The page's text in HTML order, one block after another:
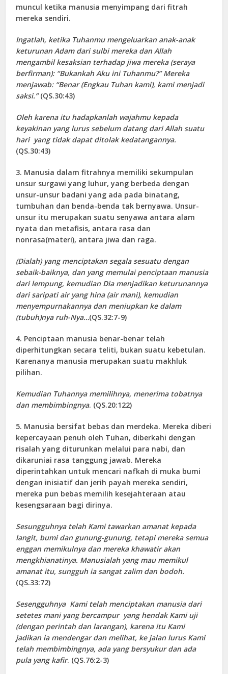
muncul ketika manusia menyimpang dari fitrah
mereka sendiri.
Ingatlah, ketika Tuhanmu mengeluarkan anak-anak
keturunan Adam dari sulbi mereka dan Allah
mengambil kesaksian terhadap jiwa mereka (seraya
berfirman): “Bukankah Aku ini Tuhanmu?” Mereka
menjawab: “Benar (Engkau Tuhan kami), kami menjadi
saksi.”(QS.30:43)
Oleh karena itu hadapkanlah wajahmu kepada
keyakinan yang lurus sebelum datang dari Allah suatu
hari yang tidak dapat ditolak kedatangannya.
(QS.30:43)
3. Manusia dalam fitrahnya memiliki sekumpulan
unsur surgawi yang luhur, yang berbeda dengan
unsur-unsur badani yang ada pada binatang,
tumbuhan dan benda-benda tak bernyawa. Unsur-
unsur itu merupakan suatu senyawa antara alam
nyata dan metafisis, antara rasa dan
nonrasa(materi), antara jiwa dan raga.
(Dialah) yang menciptakan segala sesuatu dengan
sebaik-baiknya, dan yang memulai penciptaan manusia
dari lempung, kemudian Dia menjadikan keturunannya
dari saripati air yang hina (air mani), kemudian
menyempurnakannya dan meniupkan ke dalam
(tubuh)nya ruh-Nya…(QS.32:7-9)
4. Penciptaan manusia benar-benar telah
diperhitungkan secara teliti, bukan suatu kebetulan.
Karenanya manusia merupakan suatu makhluk
pilihan.
Kemudian Tuhannya memilihnya, menerima tobatnya
dan membimbingnya. (QS.20:122)
5. Manusia bersifat bebas dan merdeka. Mereka diberi
kepercayaan penuh oleh Tuhan, diberkahi dengan
risalah yang diturunkan melalui para nabi, dan
dikaruniai rasa tanggung jawab. Mereka
diperintahkan untuk mencari nafkah di muka bumi
dengan inisiatif dan jerih payah mereka sendiri,
mereka pun bebas memilih kesejahteraan atau
kesengsaraan bagi dirinya.
Sesungguhnya telah Kami tawarkan amanat kepada
langit, bumi dan gunung-gunung, tetapi mereka semua
enggan memikulnya dan mereka khawatir akan
mengkhianatinya. Manusialah yang mau memikul
amanat itu, sungguh ia sangat zalim dan bodoh.
(QS.33:72)
Sesengguhnya Kami telah menciptakan manusia dari
setetes mani yang bercampur yang hendak Kami uji
(dengan perintah dan larangan), karena itu Kami
jadikan ia mendengar dan melihat, ke jalan lurus Kami
telah membimbingnya, ada yang bersyukur dan ada
pula yang kafir. (QS.76:2-3)